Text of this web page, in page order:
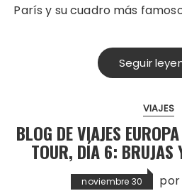
París y su cuadro más
Seguir
VIAJES
BLOG DE VIAJES
TOUR, DÍA 6: BRUJAS
noviembre 30 por